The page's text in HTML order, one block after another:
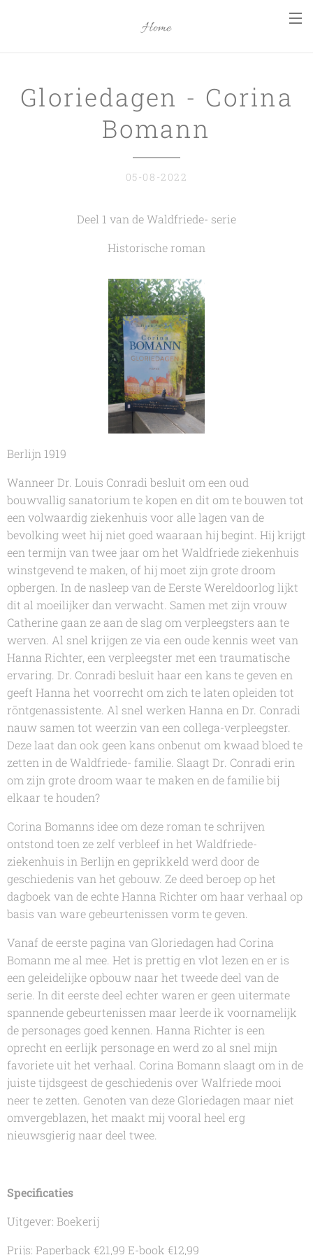
Home
Gloriedagen - Corina
Bomann
05-08-2022
Deel 1 van de Waldfriede- serie
Historische roman
Berlijn 1919
Wanneer Dr. Louis Conradi besluit om een oud
bouwvallig sanatorium te kopen en dit om te bouwen tot
een volwaardig ziekenhuis voor alle lagen van de
bevolking weet hij niet goed waaraan hij begint. Hij krijgt
een termijn van twee jaar om het Waldfriede ziekenhuis
winstgevend te maken, of hij moet zijn grote droom
opbergen. In de nasleep van de Eerste Wereldoorlog lijkt
dit al moeilijker dan verwacht. Samen met zijn vrouw
Catherine gaan ze aan de slag om verpleegsters aan te
werven. Al snel krijgen ze via een oude kennis weet van
Hanna Richter, een verpleegster met een traumatische
ervaring. Dr. Conradi besluit haar een kans te geven en
geeft Hanna het voorrecht om zich te laten opleiden tot
röntgenassistente. Al snel werken Hanna en Dr. Conradi
nauw samen tot weerzin van een collega-verpleegster.
Deze laat dan ook geen kans onbenut om kwaad bloed te
zetten in de Waldfriede- familie. Slaagt Dr. Conradi erin
om zijn grote droom waar te maken en de familie bij
elkaar te houden?
Corina Bomanns idee om deze roman te schrijven
ontstond toen ze zelf verbleef in het Waldfriede-
ziekenhuis in Berlijn en geprikkeld werd door de
geschiedenis van het gebouw. Ze deed beroep op het
dagboek van de echte Hanna Richter om haar verhaal op
basis van ware gebeurtenissen vorm te geven.
Vanaf de eerste pagina van Gloriedagen had Corina
Bomann me al mee. Het is prettig en vlot lezen en er is
een geleidelijke opbouw naar het tweede deel van de
serie. In dit eerste deel echter waren er geen uitermate
spannende gebeurtenissen maar leerde ik voornamelijk
de personages goed kennen. Hanna Richter is een
oprecht en eerlijk personage en werd zo al snel mijn
favoriete uit het verhaal. Corina Bomann slaagt om in de
juiste tijdsgeest de geschiedenis over Walfriede mooi
neer te zetten. Genoten van deze Gloriedagen maar niet
omvergeblazen, het maakt mij vooral heel erg
nieuwsgierig naar deel twee.
Specificaties
Uitgever: Boekerij
Prijs: Paperback €21,99 E-book €12,99